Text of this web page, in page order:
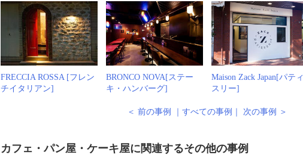
FRECCIA ROSSA [フレン
チイタリアン]
BRONCO NOVA[ステー
キ・ハンバーグ]
Maison Zack Japan[パティ
スリー]
＜ 前の事例 すべての事例 次の事例 ＞
カフェ・パン屋・ケーキ屋に関連するその他の事例